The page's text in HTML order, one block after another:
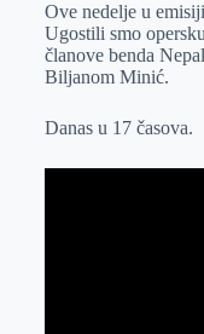
e
r
I
n
s
A
p
p
a
i
l
Ove nedelje u
Ugostili smo
članove benda
Biljanom Minić.
Danas u 17 časova.